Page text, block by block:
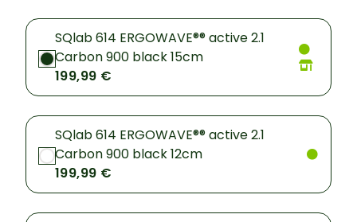
SQlab 614 ERGOWAVE®® active 2.1
Carbon 900 black 15cm
199,99 €
SQlab 614 ERGOWAVE®® active 2.1
Carbon 900 black 12cm
199,99 €